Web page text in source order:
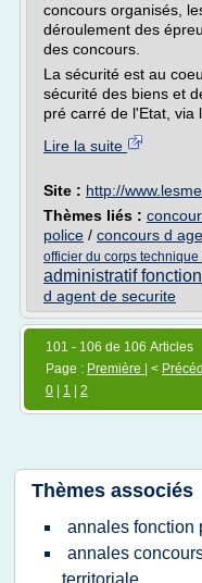
concours organisés,
déroulement des
des concours.
La sécurité est au
sécurité des biens et
pré carré de l'Etat, via
Lire la suite
Site : http://
Thèmes liés :
police / concours d
officier du corps
administratif
d agent de securite
101 - 106 de 106 Articles
Page : Première | <
0
1 2
Thèmes associés
annales fonction
annales
territoriale